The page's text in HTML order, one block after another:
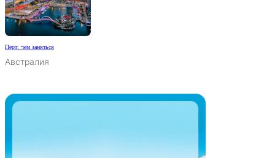
Перт: чем заняться
Австралия